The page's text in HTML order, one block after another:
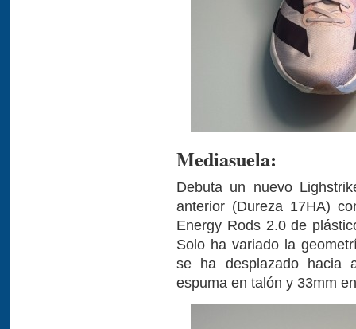
Mediasuela:
Debuta un nuevo
anterior (Dureza 17HA)
Energy Rods 2.0 de
Solo ha variado la
se ha desplazado hacia
espuma en talón y 33mm